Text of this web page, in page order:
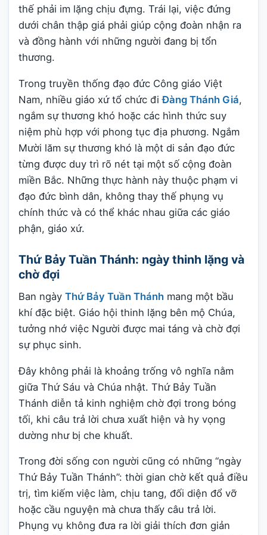
thế phải im lặng chịu đựng. Trái lại, việc đứng
dưới chân thập giá phải giúp cộng đoàn nhận ra
và đồng hành với những người đang bị tổn
thương.
Trong truyền thống đạo đức Công giáo Việt
Nam, nhiều giáo xứ tổ chức điĐàng Thánh Giá,
ngắm sự thương khó hoặc các hình thức suy
niệm phù hợp với phong tục địa phương. Ngắm
Mười lăm sự thương khó là một di sản đạo đức
từng được duy trì rõ nét tại một số cộng đoàn
miền Bắc. Những thực hành này thuộc phạm vi
đạo đức bình dân, không thay thế phụng vụ
chính thức và có thể khác nhau giữa các giáo
phận, giáo xứ.
Thứ Bảy Tuần Thánh: ngày thinh lặng và
chờ đợi
Ban ngày Thứ Bảy Tuần Thánh mang một bầu
khí đặc biệt. Giáo hội thinh lặng bên mộ Chúa,
tưởng nhớ việc Người được mai táng và chờ đợi
sự phục sinh.
Đây không phải là khoảng trống vô nghĩa nằm
giữa Thứ Sáu và Chúa nhật. Thứ Bảy Tuần
Thánh diễn tả kinh nghiệm chờ đợi trong bóng
tối, khi câu trả lời chưa xuất hiện và hy vọng
dường như bị che khuất.
Trong đời sống con người cũng có những “ngày
Thứ Bảy Tuần Thánh”: thời gian chờ kết quả điều
trị, tìm kiếm việc làm, chịu tang, đối diện đổ vỡ
hoặc cầu nguyện mà chưa thấy câu trả lời.
Phụng vụ không đưa ra lời giải thích đơn giản